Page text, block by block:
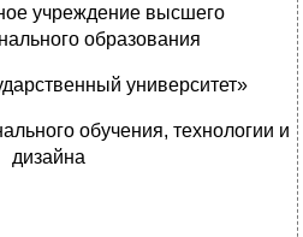
учреждение высшего
образования
университет»
обучения, технологии и
дизайна